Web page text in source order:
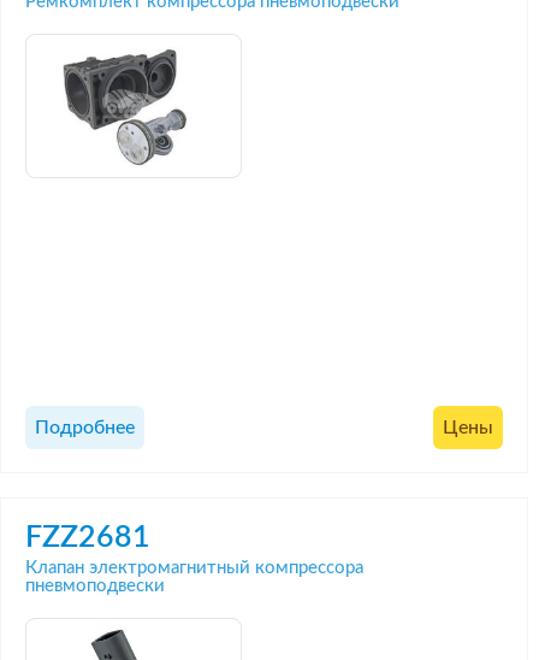
Подробнее Цены
FZZ2681
Клапан электромагнитный компрессора
пневмоподвески